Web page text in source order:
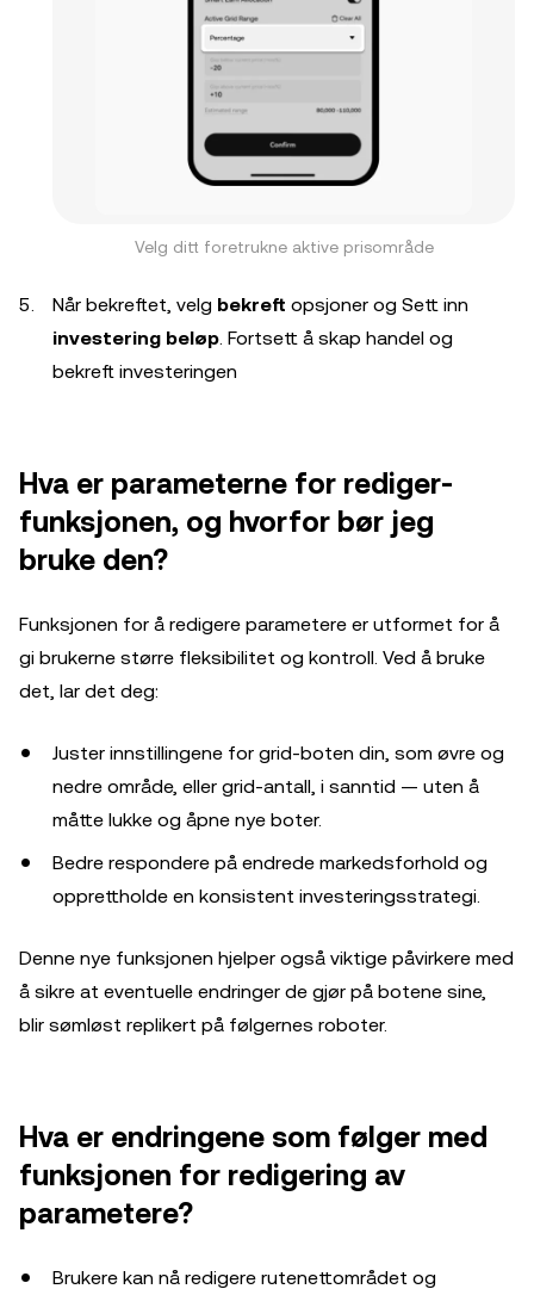
Velg ditt foretrukne aktive prisområde
Når bekreftet, velg bekreft opsjoner og Sett inn
investering beløp. Fortsett å skap handel og
bekreft investeringen
Hva er parameterne for rediger-
funksjonen, og hvorfor bør jeg
bruke den?
Funksjonen for å redigere parametere er utformet for å
gi brukerne større fleksibilitet og kontroll. Ved å bruke
det, lar det deg:
Juster innstillingene for grid-boten din, som øvre og
nedre område, eller grid-antall, i sanntid — uten å
måtte lukke og åpne nye boter.
Bedre respondere på endrede markedsforhold og
opprettholde en konsistent investeringsstrategi.
Denne nye funksjonen hjelper også viktige påvirkere med
å sikre at eventuelle endringer de gjør på botene sine,
blir sømløst replikert på følgernes roboter.
Hva er endringene som følger med
funksjonen for redigering av
parametere?
Brukere kan nå redigere rutenettområdet og